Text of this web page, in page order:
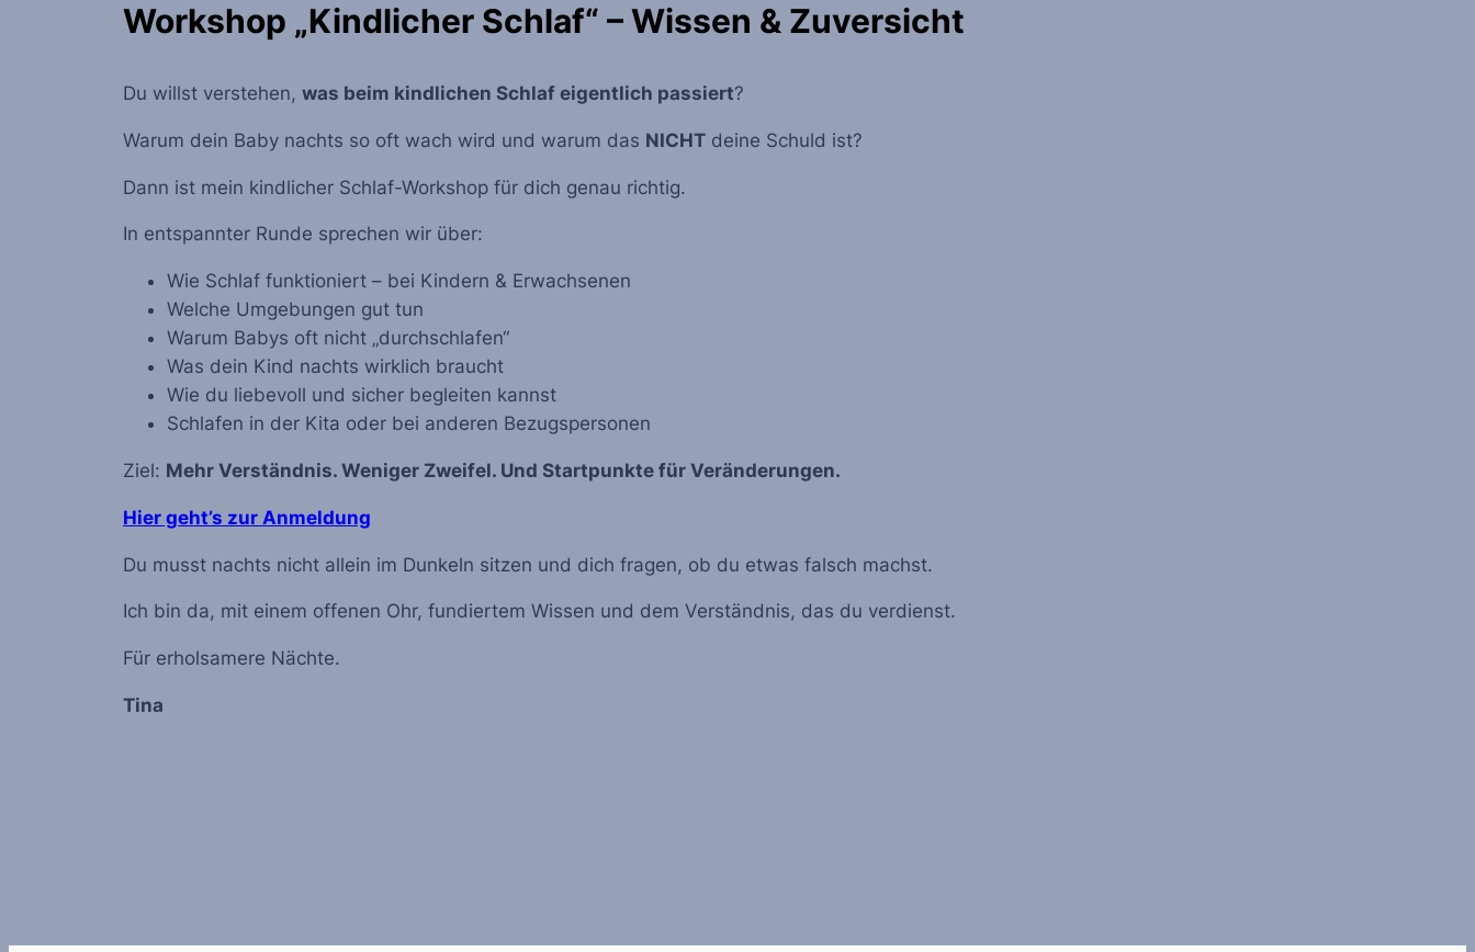
Workshop „Kindlicher Schlaf“ – Wissen & Zuversicht
Du willst verstehen, was beim kindlichen Schlaf eigentlich passiert?
Warum dein Baby nachts so oft wach wird und warum das NICHT deine Schuld ist?
Dann ist mein kindlicher Schlaf-Workshop für dich genau richtig.
In entspannter Runde sprechen wir über:
Wie Schlaf funktioniert – bei Kindern & Erwachsenen
Welche Umgebungen gut tun
Warum Babys oft nicht „durchschlafen“
Was dein Kind nachts wirklich braucht
Wie du liebevoll und sicher begleiten kannst
Schlafen in der Kita oder bei anderen Bezugspersonen
Ziel: Mehr Verständnis. Weniger Zweifel. Und Startpunkte für Veränderungen.
Hier geht’s zur Anmeldung
Du musst nachts nicht allein im Dunkeln sitzen und dich fragen, ob du etwas falsch machst.
Ich bin da, mit einem offenen Ohr, fundiertem Wissen und dem Verständnis, das du verdienst.
Für erholsamere Nächte.
Tina